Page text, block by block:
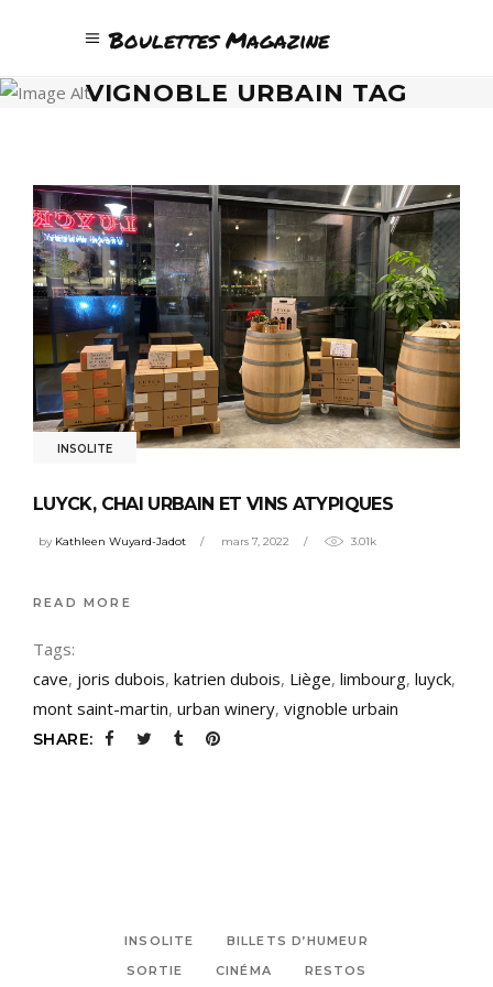
Boulettes Magazine
VIGNOBLE URBAIN TAG
INSOLITE
LUYCK, CHAI URBAIN ET VINS ATYPIQUES
by Kathleen Wuyard-Jadot mars 7, 2022 3.01k
READ MORE
Tags:
cave, joris dubois, katrien dubois, Liège, limbourg, luyck,
mont saint-martin, urban winery, vignoble urbain
SHARE:
INSOLITE
BILLETS D’HUMEUR
SORTIE
CINÉMA RESTOS